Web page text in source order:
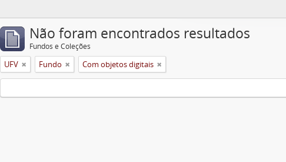
Não foram encontrados resultados
Fundos e Coleções
UFV Fundo Com objetos digitais